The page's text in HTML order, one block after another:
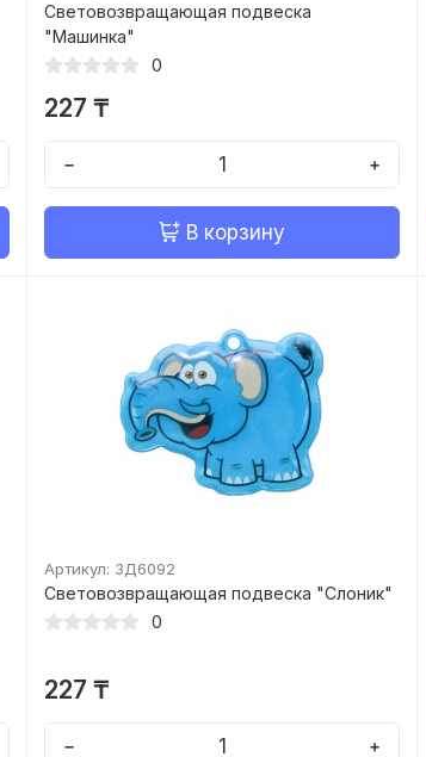
Световозвращающая подвеска
"Машинка"
0
227 ₸
− +
В корзину
Артикул: ЗД6092
Световозвращающая подвеска "Слоник"
0
227 ₸
− +